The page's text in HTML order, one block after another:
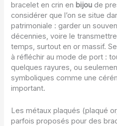
bracelet en crin en bijou de
considérer que l’on se situe
patrimoniale : garder un
décennies, voire le
temps, surtout en or massif.
à réfléchir au mode de port :
quelques rayures, ou
symboliques comme une
important.
Les métaux plaqués (plaqué
parfois proposés pour des